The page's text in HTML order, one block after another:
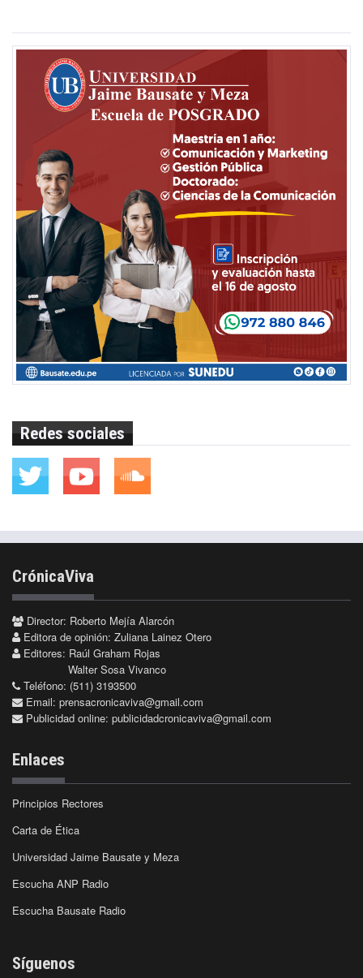
Redes sociales
CrónicaViva
Director: Roberto Mejía Alarcón
Editora de opinión: Zuliana Lainez Otero
Editores: Raúl Graham Rojas
Walter Sosa Vivanco
Teléfono: (511) 3193500
Email: prensacronicaviva@gmail.com
Publicidad online: publicidadcronicaviva@gmail.com
Enlaces
Principios Rectores
Carta de Ética
Universidad Jaime Bausate y Meza
Escucha ANP Radio
Escucha Bausate Radio
Síguenos